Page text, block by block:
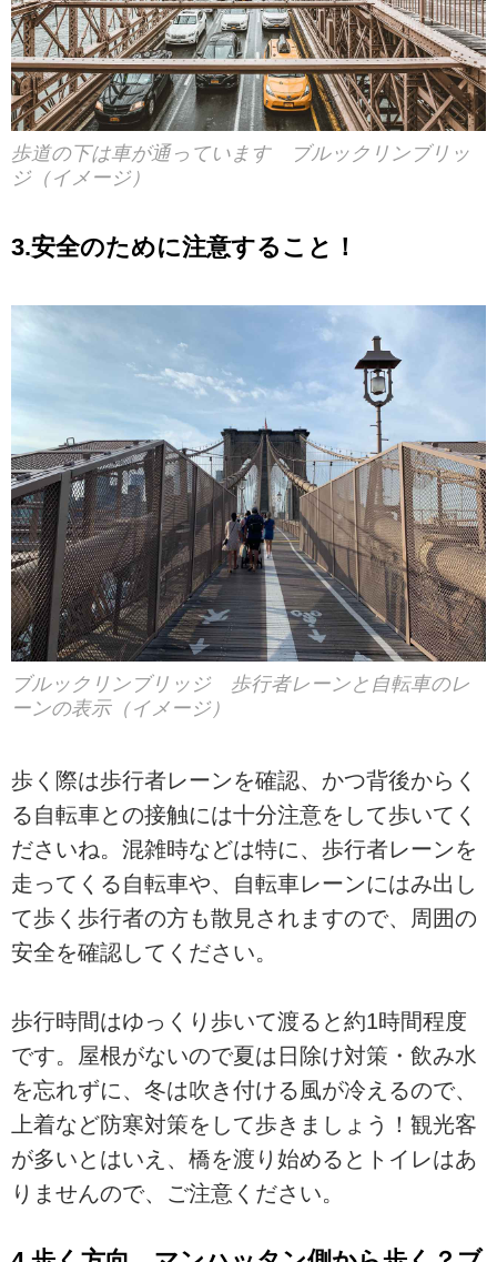
歩道の下は車が通っています ブルックリンブリッ
ジ（イメージ）
3.安全のために注意すること！
ブルックリンブリッジ 歩行者レーンと自転車のレ
ーンの表示（イメージ）
歩く際は歩行者レーンを確認、かつ背後からく
る自転車との接触には十分注意をして歩いてく
ださいね。混雑時などは特に、歩行者レーンを
走ってくる自転車や、自転車レーンにはみ出し
て歩く歩行者の方も散見されますので、周囲の
安全を確認してください。
歩行時間はゆっくり歩いて渡ると約1時間程度
です。屋根がないので夏は日除け対策・飲み水
を忘れずに、冬は吹き付ける風が冷えるので、
上着など防寒対策をして歩きましょう！観光客
が多いとはいえ、橋を渡り始めるとトイレはあ
りませんので、ご注意ください。